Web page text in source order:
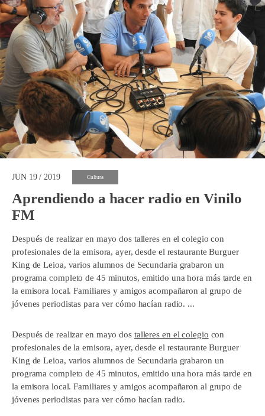
JUN 19 / 2019 Cultura
Aprendiendo a hacer radio en Vinilo
FM
Después de realizar en mayo dos talleres en el colegio con
profesionales de la emisora, ayer, desde el restaurante Burguer
King de Leioa, varios alumnos de Secundaria grabaron un
programa completo de 45 minutos, emitido una hora más tarde en
la emisora local. Familiares y amigos acompañaron al grupo de
jóvenes periodistas para ver cómo hacían radio. ...
Después de realizar en mayo dos talleres en el colegio con
profesionales de la emisora, ayer, desde el restaurante Burguer
King de Leioa, varios alumnos de Secundaria grabaron un
programa completo de 45 minutos, emitido una hora más tarde en
la emisora local. Familiares y amigos acompañaron al grupo de
jóvenes periodistas para ver cómo hacían radio.